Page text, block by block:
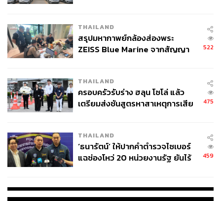
THAILAND
สรุปมหากาพย์กล้องส่องพระ
ZEISS Blue Marine จากสัญญา
จ่ายหนี้-แอบระบุแบรนด์
522
THAILAND
ครอบครัวรับร่าง ฮลุน โซโล่ แล้ว
เตรียมส่งชันสูตรหาสาเหตุการเสีย
475
THAILAND
‘ธนารัตน์’ ให้ปากคำตำรวจไซเบอร์
แฉช่องโหว่ 20 หน่วยงานรัฐ ยันไร้
459